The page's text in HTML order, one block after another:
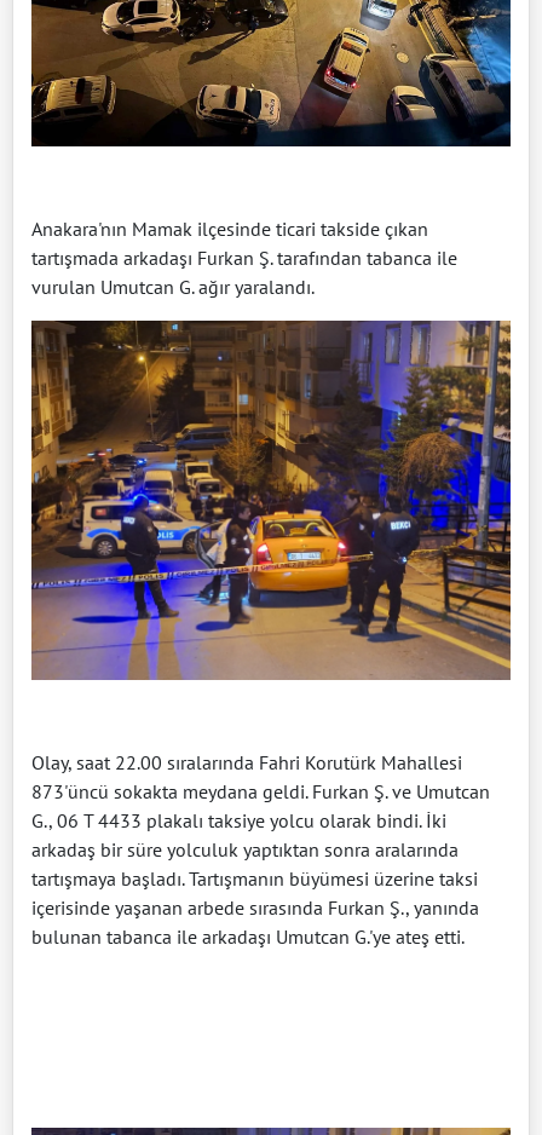
Anakara'nın Mamak ilçesinde ticari takside çıkan
tartışmada arkadaşı Furkan Ş. tarafından tabanca ile
vurulan Umutcan G. ağır yaralandı.
Olay, saat 22.00 sıralarında Fahri Korutürk Mahallesi
873'üncü sokakta meydana geldi. Furkan Ş. ve Umutcan
G., 06 T 4433 plakalı taksiye yolcu olarak bindi. İki
arkadaş bir süre yolculuk yaptıktan sonra aralarında
tartışmaya başladı. Tartışmanın büyümesi üzerine taksi
içerisinde yaşanan arbede sırasında Furkan Ş., yanında
bulunan tabanca ile arkadaşı Umutcan G.'ye ateş etti.